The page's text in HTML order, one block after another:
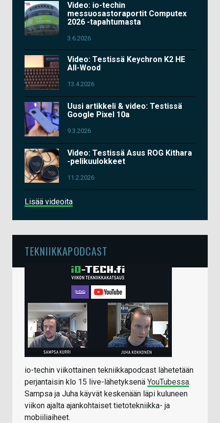
Video: io-techin
messuosastoraportit Computex
2026 -tapahtumasta
3.6.2026
Video: Testissä Keychron K2 HE
All-Wood
13.4.2026
Uusi artikkeli & video: Testissä
Google Pixel 10a
9.3.2026
Video: Testissä Asus ROG Kithara
-pelikuulokkeet
11.2.2026
Lisää videoita
TEKNIIKKAPODCAST
io-techin viikottainen tekniikkapodcast lähetetään
perjantaisin klo 15 live-lähetyksenä YouTubessa.
Sampsa ja Juha käyvät keskenään läpi kuluneen
viikon ajalta ajankohtaiset tietotekniikka- ja
mobiiliaiheet.